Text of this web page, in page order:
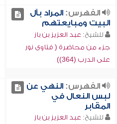
الفهرس:المراد بآل
البيت ومبايعتهم
للشيخ: عبد العزيز بن باز
جزء من محاضرة ( فتاوى نور
على الدرب (364))
الفهرس:النهي عن
لبس النعال في
المقابر
للشيخ: عبد العزيز بن باز